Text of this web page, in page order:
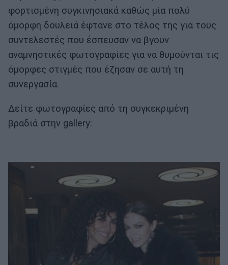
φορτισμένη συγκινησιακά καθώς μία πολύ
όμορφη δουλειά έφτανε στο τέλος της για τους
συντελεστές που έσπευσαν να βγουν
αναμνηστικές φωτογραφίες για να θυμούνται τις
όμορφες στιγμές που έζησαν σε αυτή τη
συνεργασία.
Δείτε φωτογραφίες από τη συγκεκριμένη
βραδιά στην gallery: